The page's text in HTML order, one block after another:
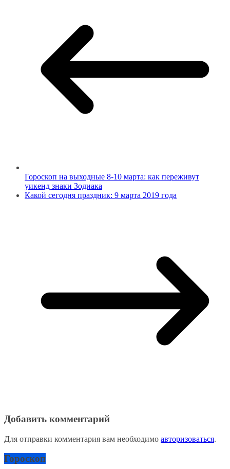
Гороскоп на выходные 8-10 марта: как переживут
уикенд знаки Зодиака
Какой сегодня праздник: 9 марта 2019 года
Добавить комментарий
Для отправки комментария вам необходимо авторизоваться.
Гороскоп